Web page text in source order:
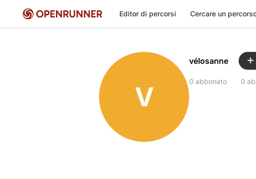
Editor di percorsi Cercare un
V
vélosanne
0 abbonato 0